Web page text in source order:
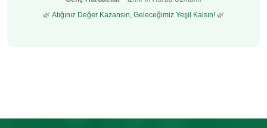
🌿 Atığınız Değer Kazansın, Geleceğimiz Yeşil Kalsın! 🌿